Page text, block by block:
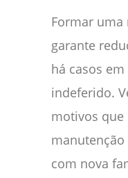
Formar
garante
há casos
indeferido.
motivos que
com nova